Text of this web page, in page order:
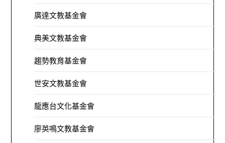
廣達文教基金會
典美文教基金會
趨勢教育基金會
世安文教基金會
龍應台文化基金會
廖英鳴文教基金會